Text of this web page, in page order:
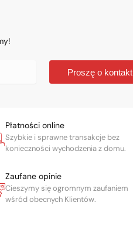
Proszę o kontakt
Płatności online
Szybkie i sprawne transakcje bez
konieczności wychodzenia z domu.
Zaufane opinie
Cieszymy się ogromnym zaufaniem
wśród obecnych Klientów.